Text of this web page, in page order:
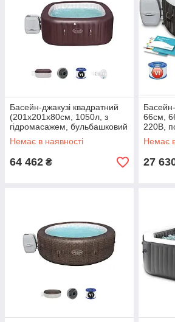
Басейн-джакузі квадратний
(201х201х80см, 1050л, з
гідромасажем, бульбашковий
масаж) Bestway 60033
Бордовий
Немає в наявності
64 462 ₴
66см,
220В,
Немає
27